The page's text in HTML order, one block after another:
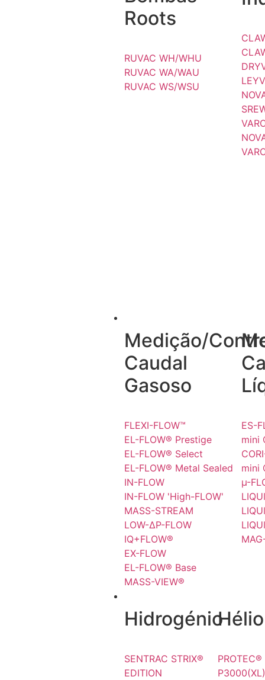
Roots
RUVAC WH/WHU
RUVAC WA/WAU
RUVAC WS/WSU
Medição/
Caudal
Gasoso
FLEXI-FLOW™
EL-FLOW® Prestige
EL-FLOW® Select
EL-FLOW® Metal Sealed
IN-FLOW
IN-FLOW 'High-FLOW'
MASS-STREAM
LOW-ΔP-FLOW
IQ+FLOW®
EX-FLOW
EL-FLOW® Base
MASS-VIEW®
ES-
mini
mini
µ-
Hidrogénio
SENTRAC STRIX®
EDITION
Hélio
PROTEC®
P3000(XL)